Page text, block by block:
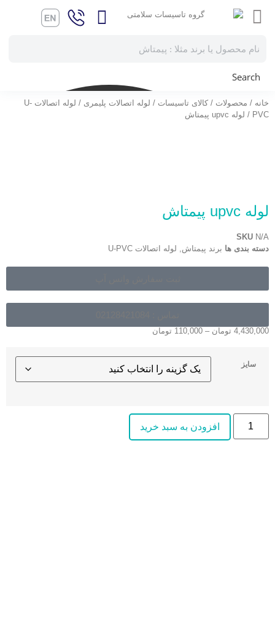
Search
خانه / محصولات / کالای تاسیسات / لوله اتصالات پلیمری /
لوله اتصالات U-
PVC / لوله upvc پیمتاش
لوله upvc پیمتاش
SKU N/A
دسته بندی ها برند پیمتاش, لوله اتصالات U-PVC
4,430,000 تومان –
110,000 تومان
سایز
افزودن به سبد خرید